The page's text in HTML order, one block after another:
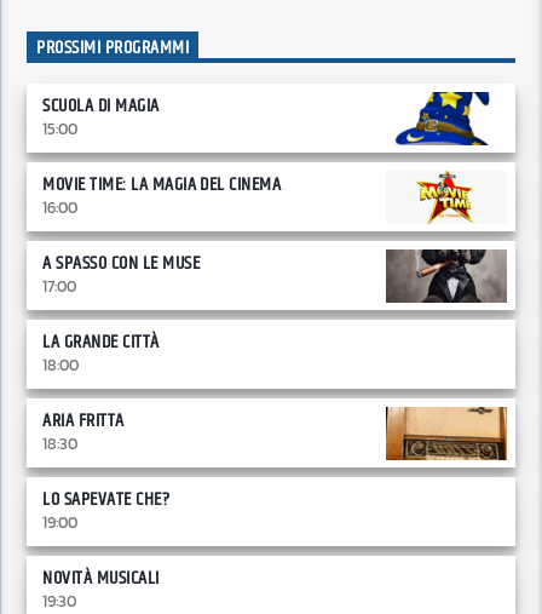
PROSSIMI PROGRAMMI
SCUOLA DI MAGIA
15:00
MOVIE TIME: LA MAGIA DEL CINEMA
16:00
A SPASSO CON LE MUSE
17:00
LA GRANDE CITTÀ
18:00
ARIA FRITTA
18:30
LO SAPEVATE CHE?
19:00
NOVITÀ MUSICALI
19:30